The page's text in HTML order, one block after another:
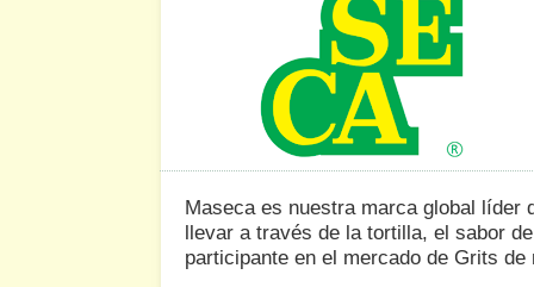
Maseca es nuestra marca global líder
llevar a través de la tortilla, el sabor
participante en el mercado de Grits